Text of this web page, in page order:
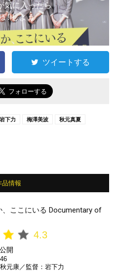
気に入ったら
! しよう
ツイートする
岩下力 梅澤美波
秋元真夏
品情報
、ここにいる Documentary of
4.3
開
元康／監督：岩下力